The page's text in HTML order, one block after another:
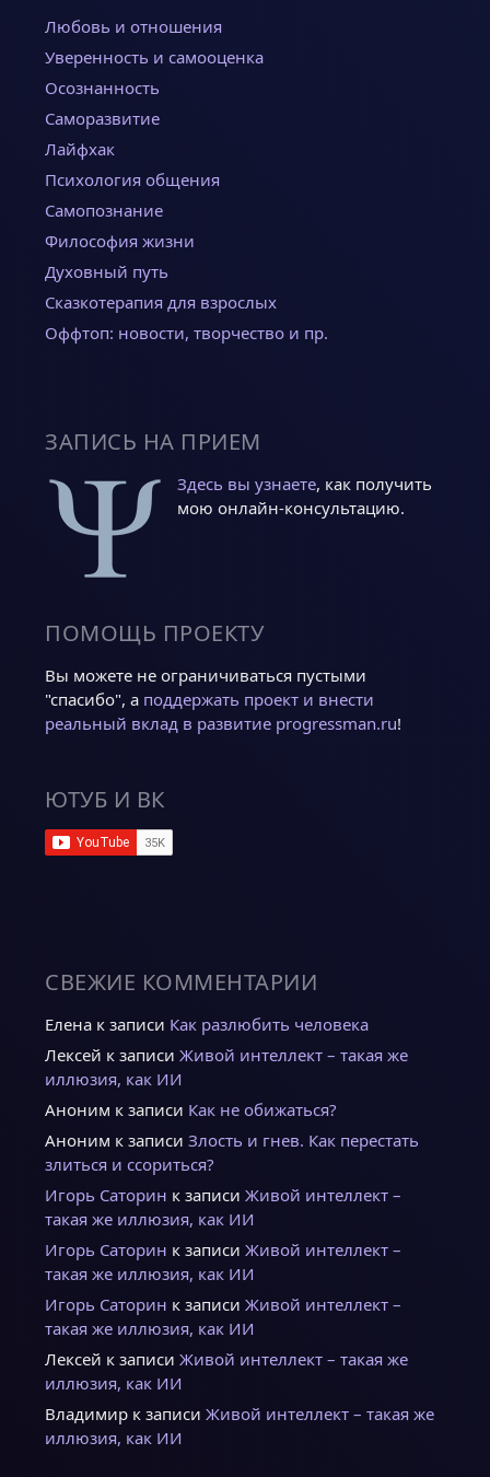
Любовь и отношения
Уверенность и самооценка
Осознанность
Саморазвитие
Лайфхак
Психология общения
Самопознание
Философия жизни
Духовный путь
Сказкотерапия для взрослых
Оффтоп: новости, творчество и пр.
ЗАПИСЬ НА ПРИЕМ
Здесь вы узнаете, как получить
мою онлайн-консультацию.
ПОМОЩЬ ПРОЕКТУ
Вы можете не ограничиваться пустыми
"спасибо", а поддержать проект и внести
реальный вклад в развитие progressman.ru!
ЮТУБ И ВК
СВЕЖИЕ КОММЕНТАРИИ
Елена к записи Как разлюбить человека
Лексей к записи Живой интеллект – такая же
иллюзия, как ИИ
Аноним к записи Как не обижаться?
Аноним к записи Злость и гнев. Как перестать
злиться и ссориться?
Игорь Саторин к записи Живой интеллект –
такая же иллюзия, как ИИ
Игорь Саторин к записи Живой интеллект –
такая же иллюзия, как ИИ
Игорь Саторин к записи Живой интеллект –
такая же иллюзия, как ИИ
Лексей к записи Живой интеллект – такая же
иллюзия, как ИИ
Владимир к записи Живой интеллект – такая же
иллюзия, как ИИ